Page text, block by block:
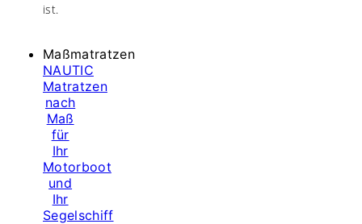
ist.
Maßmatratzen
NAUTIC
Matratzen
nach
Maß
für
Ihr
Motorboot
und
Ihr
Segelschiff